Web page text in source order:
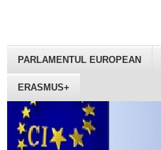
PARLAMENTUL EUROPEAN
ERASMUS+